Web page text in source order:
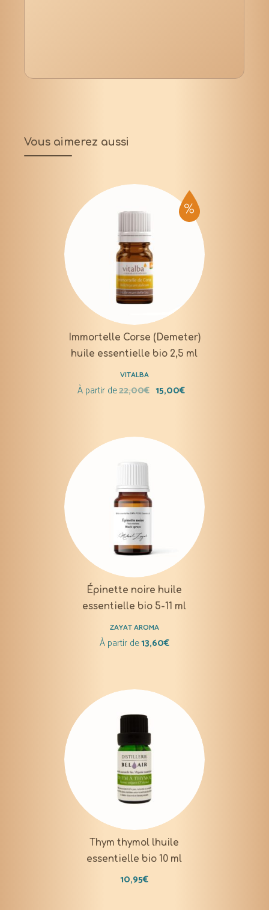
Vous aimerez aussi
Immortelle Corse (Demeter)
huile essentielle bio 2,5 ml
VITALBA
À partir de22,00€ 15,00€
Épinette noire huile
essentielle bio 5-11 ml
ZAYAT AROMA
À partir de13,60€
Thym thymol lhuile
essentielle bio 10 ml
10,95€